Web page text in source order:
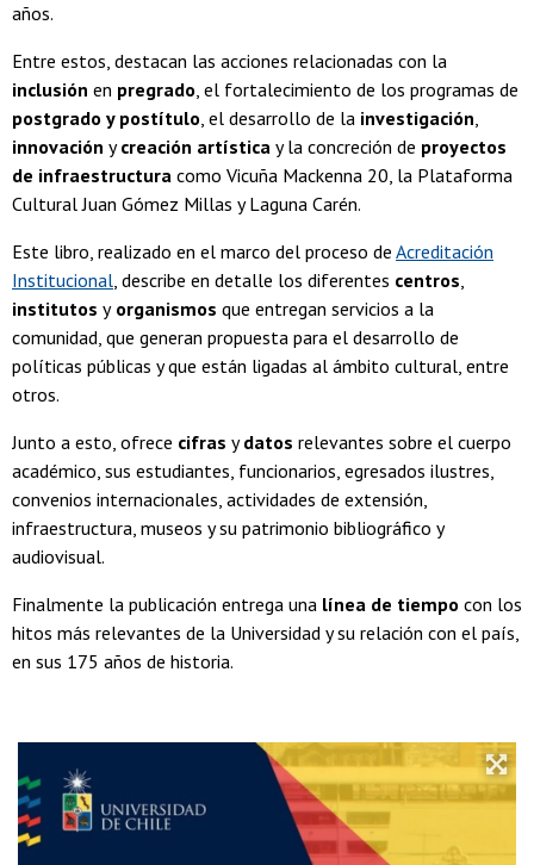
años.
Entre estos, destacan las acciones relacionadas con la
inclusión en pregrado, el fortalecimiento de los programas de
postgrado y postítulo, el desarrollo de la investigación,
innovación ycreación artística y la concreción de proyectos
de infraestructura como Vicuña Mackenna 20, la Plataforma
Cultural Juan Gómez Millas y Laguna Carén.
Este libro, realizado en el marco del proceso de Acreditación
Institucional, describe en detalle los diferentes centros,
institutos yorganismos que entregan servicios a la
comunidad, que generan propuesta para el desarrollo de
políticas públicas y que están ligadas al ámbito cultural, entre
otros.
Junto a esto, ofrece cifras ydatos relevantes sobre el cuerpo
académico, sus estudiantes, funcionarios, egresados ilustres,
convenios internacionales, actividades de extensión,
infraestructura, museos y su patrimonio bibliográfico y
audiovisual.
Finalmente la publicación entrega una línea de tiempo con los
hitos más relevantes de la Universidad y su relación con el país,
en sus 175 años de historia.